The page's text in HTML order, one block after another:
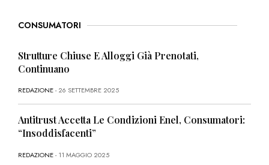
CONSUMATORI
Strutture Chiuse E Alloggi Già Prenotati,
Continuano
REDAZIONE- 26 SETTEMBRE 2025
Antitrust Accetta Le Condizioni Enel, Consumatori:
“Insoddisfacenti”
REDAZIONE- 11 MAGGIO 2025